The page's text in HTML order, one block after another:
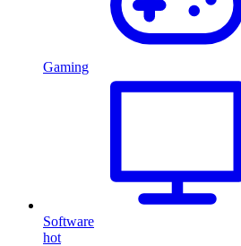
Gaming
Software
hot